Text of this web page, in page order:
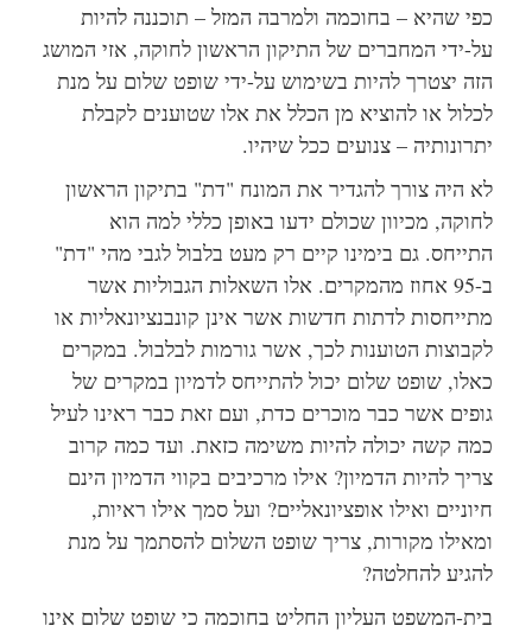
כפי שהיא – בחוכמה ולמרבה המזל – תוכננה להיות
על-ידי המחברים של התיקון הראשון לחוקה, אזי המושג
הזה יצטרך להיות בשימוש על-ידי שופט שלום על מנת
לכלול או להוציא מן הכלל את אלו שטוענים לקבלת
יתרונותיה – צנועים ככל שיהיו.
לא היה צורך להגדיר את המונח "דת" בתיקון הראשון
לחוקה, מכיוון שכולם ידעו באופן כללי למה הוא
התייחס. גם בימינו קיים רק מעט בלבול לגבי מהי "דת"
ב-95 אחוז מהמקרים. אלו השאלות הגבוליות אשר
מתייחסות לדתות חדשות אשר אינן קונבנציונאליות או
לקבוצות הטוענות לכך, אשר גורמות לבלבול. במקרים
כאלו, שופט שלום יכול להתייחס לדמיון במקרים של
גופים אשר כבר מוכרים כדת, ועם זאת כבר ראינו לעיל
כמה קשה יכולה להיות משימה כזאת. ועד כמה קרוב
צריך להיות הדמיון? אילו מרכיבים בקווי הדמיון הינם
חיוניים ואילו אופציונאליים? ועל סמך אילו ראיות,
ומאילו מקורות, צריך שופט השלום להסתמך על מנת
להגיע להחלטה?
בית-המשפט העליון החליט בחוכמה כי שופט שלום אינו